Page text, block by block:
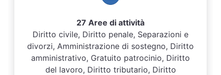
27 Aree di attività
Diritto civile, Diritto penale, Separazioni e
divorzi, Amministrazione di sostegno, Diritto
amministrativo, Gratuito patrocinio, Diritto
del lavoro, Diritto tributario, Diritto